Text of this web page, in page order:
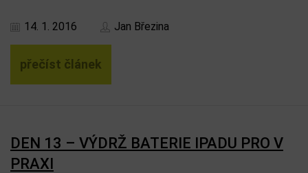
14. 1. 2016 Jan Březina
přečíst článek
DEN 13 – VÝDRŽ BATERIE IPADU PRO V
PRAXI